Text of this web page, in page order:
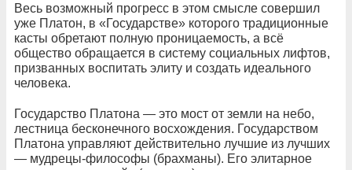
Весь возможный прогресс в этом смысле совершил
уже Платон, в «Государстве» которого традиционные
касты обретают полную проницаемость, а всё
общество обращается в систему социальных лифтов,
призванных воспитать элиту и создать идеального
человека.
Государство Платона — это мост от земли на небо,
лестница бесконечного восхождения. Государством
Платона управляют действительно лучшие из лучших
— мудрецы-философы (брахманы). Его элитарное